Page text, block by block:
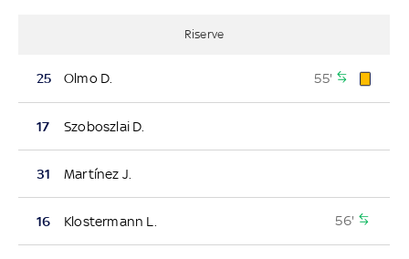
Riserve
25 Olmo D. 55'
17 Szoboszlai D.
31 Martínez J.
16 Klostermann L. 56'